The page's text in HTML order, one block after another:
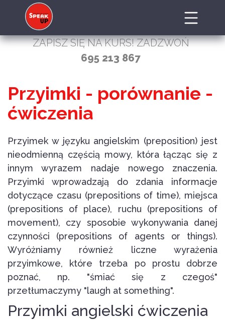
ZAPISZ SIĘ NA KURS! ZADZWOŃ
695 213 867
Przyimki - porównanie -
ćwiczenia
Przyimek w języku angielskim (preposition) jest
nieodmienną częścią mowy, która łącząc się z
innym wyrazem nadaje nowego znaczenia.
Przyimki wprowadzają do zdania informacje
dotyczące czasu (prepositions of time), miejsca
(prepositions of place), ruchu (prepositions of
movement), czy sposobie wykonywania danej
czynności (prepositions of agents or things).
Wyróżniamy również liczne wyrażenia
przyimkowe, które trzeba po prostu dobrze
poznać, np. "śmiać się z czegoś"
przetłumaczymy "laugh at something".
Przyimki angielski ćwiczenia